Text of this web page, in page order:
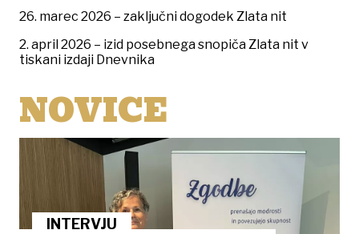
26. marec 2026 – zaključni dogodek Zlata nit
2. april 2026 – izid posebnega snopiča Zlata nit v
tiskani izdaji Dnevnika
NOVICE
INTERVJU